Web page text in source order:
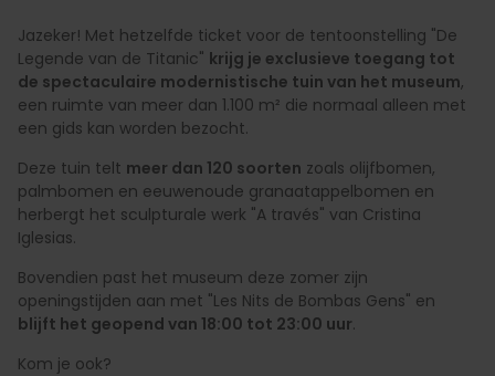
Jazeker! Met hetzelfde ticket voor de tentoonstelling "De
Legende van de Titanic" krijg je exclusieve toegang tot
de spectaculaire modernistische tuin van het museum,
een ruimte van meer dan 1.100 m² die normaal alleen met
een gids kan worden bezocht.
Deze tuin telt meer dan 120 soorten zoals olijfbomen,
palmbomen en eeuwenoude granaatappelbomen en
herbergt het sculpturale werk "A través" van Cristina
Iglesias.
Bovendien past het museum deze zomer zijn
openingstijden aan met "Les Nits de Bombas Gens" en
blijft het geopend van 18:00 tot 23:00 uur.
Kom je ook?